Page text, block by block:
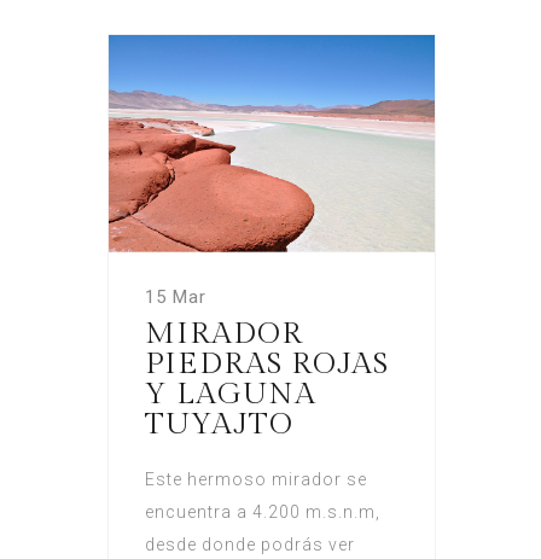
15 Mar
MIRADOR
PIEDRAS ROJAS
Y LAGUNA
TUYAJTO
Este hermoso mirador se
encuentra a 4.200 m.s.n.m,
desde donde podrás ver